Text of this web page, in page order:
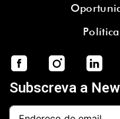
Subscreva a